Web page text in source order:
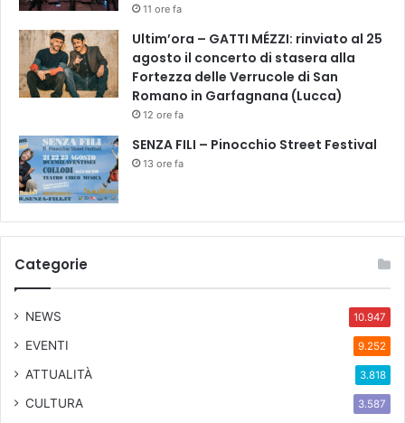
11 ore fa
Ultim’ora – GATTI MÉZZI: rinviato al 25
agosto il concerto di stasera alla
Fortezza delle Verrucole di San
Romano in Garfagnana (Lucca)
12 ore fa
SENZA FILI – Pinocchio Street Festival
13 ore fa
Categorie
NEWS 10.947
EVENTI 9.252
ATTUALITÀ 3.818
CULTURA 3.587